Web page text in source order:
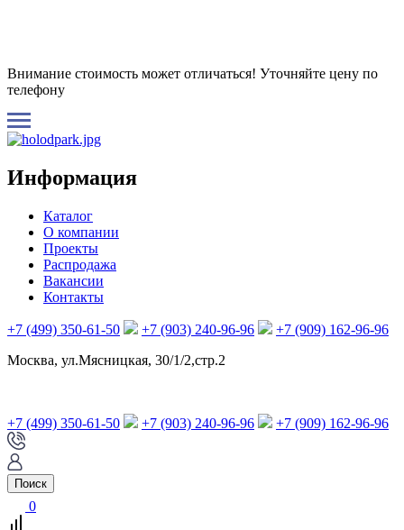
Внимание стоимость может отличаться! Уточняйте цену по
телефону
Информация
Каталог
О компании
Проекты
Распродажа
Вакансии
Контакты
+7 (499) 350-61-50 +7 (903) 240-96-96
+7 (909) 162-96-96
Москва, ул.Мясницкая, 30/1/2,стр.2
+7 (499) 350-61-50 +7 (903) 240-96-96 +7 (909) 162-96-96
Поиск
0